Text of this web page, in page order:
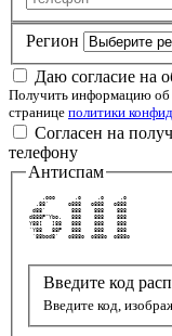
Регион
Даю согласие на
Получить информацию об
странице политики
Согласен на
телефону
Антиспам
     .ooo      .o     .o     .o
   .88'      o888   o888   o888
  d88'        888    888    888
d888P"Ybo.   888    888    888
Y88[   ]88   888    888    888
`Y88   88P   888    888    888
  `88bod8'   o888o  o888o  o888o
Введите код
Введите код,